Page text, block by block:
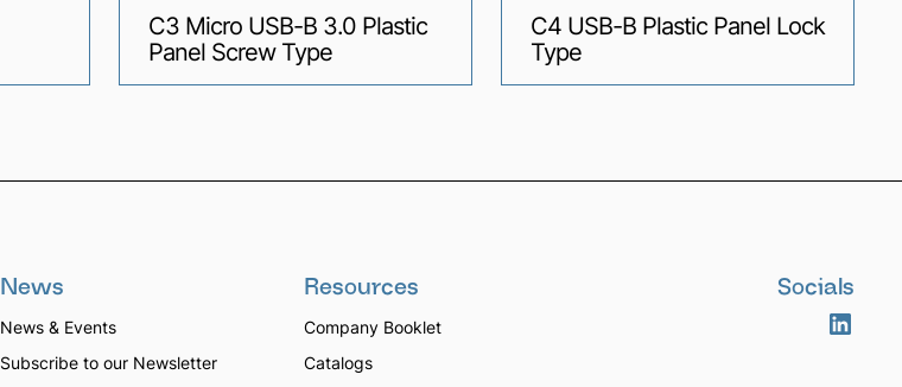
C3 Micro USB-B 3.0 Plastic
Panel Screw Type
C4 USB-B Plastic Panel Lock
Type
News
News & Events
Subscribe to our Newsletter
Resources
Company Booklet
Catalogs
Socials